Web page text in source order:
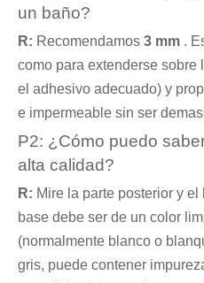
un baño?
R: Recomendamos 3 mm .
como para extenderse sobre
el adhesivo adecuado) y
e impermeable sin ser
P2: ¿Cómo puedo
alta calidad?
R: Mire la parte posterior y el
base debe ser de un color
(normalmente blanco o
gris, puede contener